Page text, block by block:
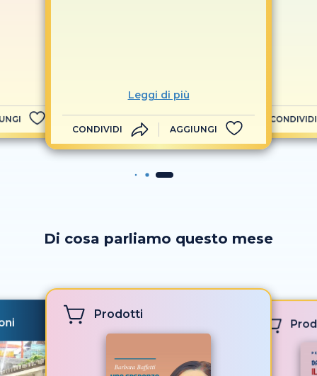
Leggi di più
CONDIVIDI AGGIUNGI
CONDIVIDI
Di cosa parliamo questo mese
Prodotti